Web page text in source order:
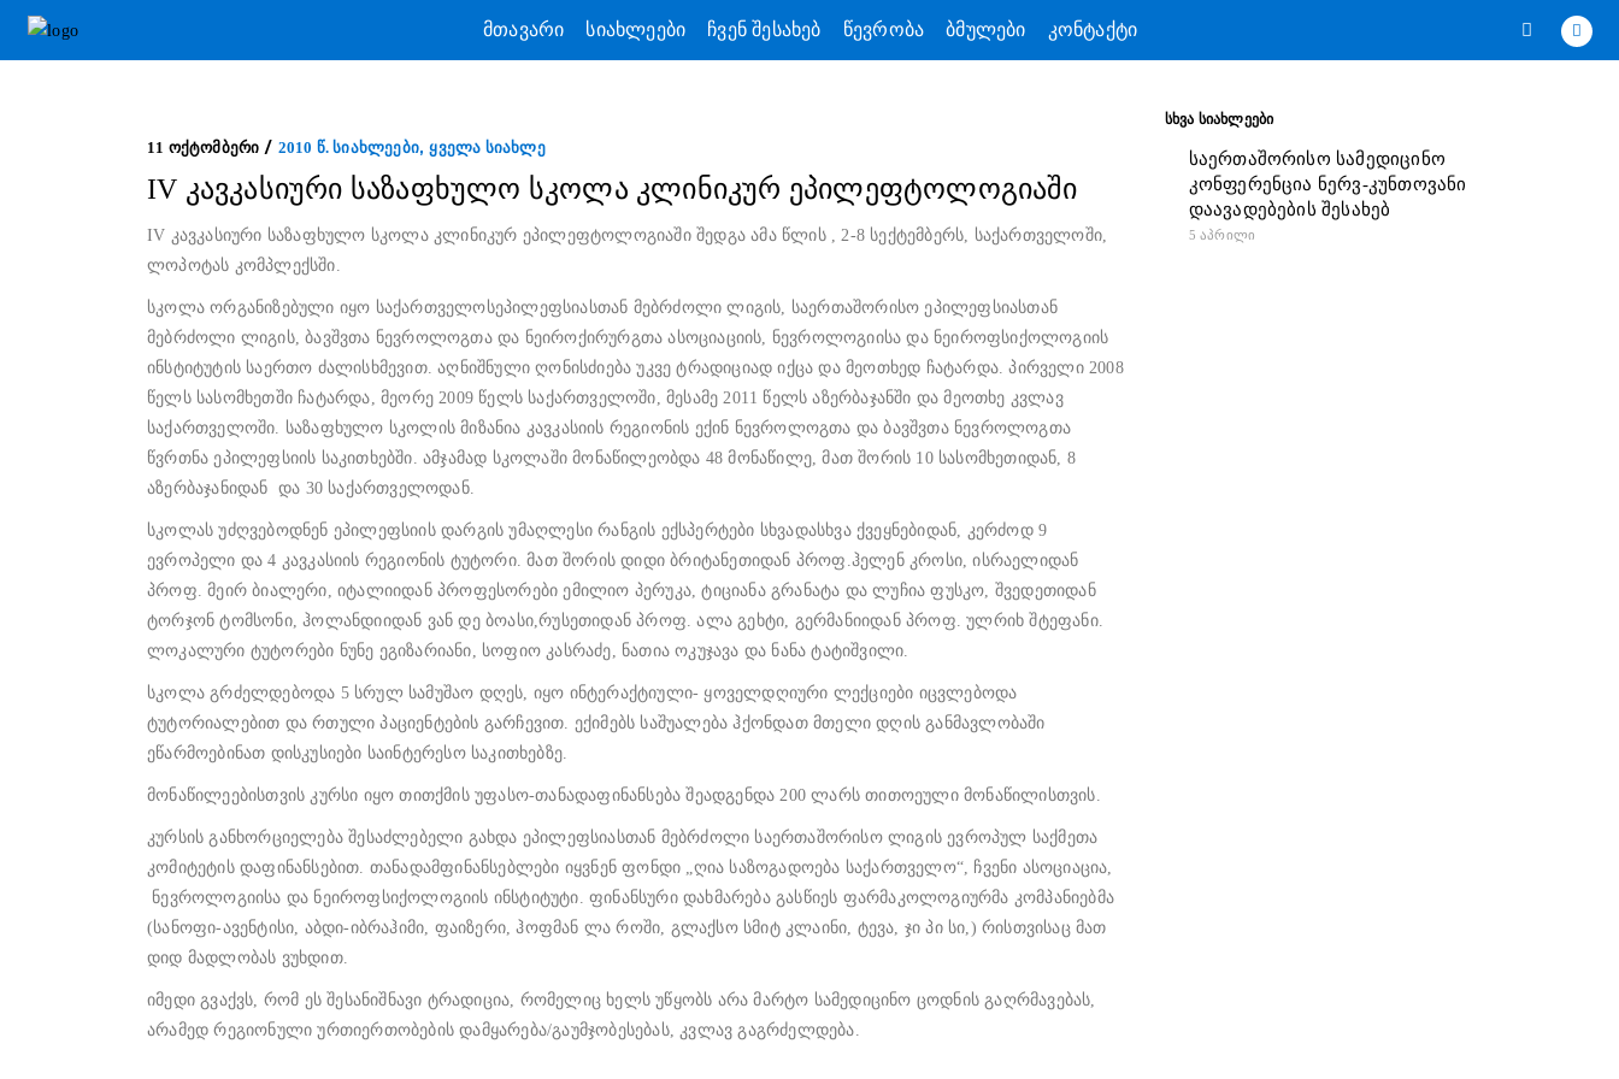
ᲛᲗᲐᲕᲐᲠᲘ ᲡᲘᲐᲮᲚᲔᲔᲑᲘ
2025 წ. სიახლეები
2024 წ. სიახლეები
2022 წ. სიახლეები
2021 წ. სიახლეები
2020 წ. სიახლეები
2017 წ. სიახლეები
2016 წ. სიახლეები
2013 წ. სიახლეები
2011 წ. სიახლეები
2010 წ. სიახლეები
ᲩᲕᲔᲜ ᲨᲔᲡᲐᲮᲔᲑ ᲬᲔᲕᲠᲝᲑᲐ ᲑᲛᲣᲚᲔᲑᲘ ᲙᲝᲜᲢᲐᲥᲢᲘ
2024 წ. სიახლეები
2023 წ. სიახლეები
2021 წ. სიახლეები
2020 წ. სიახლეები
2019 წ. სიახლეები
2016 წ. სიახლეები
2015 წ. სიახლეები
2011 წ. სიახლეები
2010 წ. სიახლეები
2009 წ. სიახლეები
11 ᲝᲥᲢᲝᲛᲑᲔᲠᲘ 2010 Წ. ᲡᲘᲐᲮᲚᲔᲔᲑᲘ,ᲧᲕᲔᲚᲐ ᲡᲘᲐᲮᲚᲔ
IV კავკასიური საზაფხულო სკოლა კლინიკურ ეპილეფტოლოგიაში
IV კავკასიური საზაფხულო სკოლა კლინიკურ ეპილეფტოლოგიაში შედგა ამა წლის , 2-8 სექტემბერს, საქართველოში,
ლოპოტას კომპლექსში.
სკოლა ორგანიზებული იყო საქართველოსეპილეფსიასთან მებრძოლი ლიგის, საერთაშორისო ეპილეფსიასთან
მებრძოლი ლიგის, ბავშვთა ნევროლოგთა და ნეიროქირურგთა ასოციაციის, ნევროლოგიისა და ნეიროფსიქოლოგიის
ინსტიტუტის საერთო ძალისხმევით. აღნიშნული ღონისძიება უკვე ტრადიციად იქცა და მეოთხედ ჩატარდა. პირველი 2008
წელს სასომხეთში ჩატარდა, მეორე 2009 წელს საქართველოში, მესამე 2011 წელს აზერბაჯანში და მეოთხე კვლავ
საქართველოში. საზაფხულო სკოლის მიზანია კავკასიის რეგიონის ექინ ნევროლოგთა და ბავშვთა ნევროლოგთა
წვრთნა ეპილეფსიის საკითხებში. ამჯამად სკოლაში მონაწილეობდა 48 მონაწილე, მათ შორის 10 სასომხეთიდან, 8
აზერბაჯანიდან და 30 საქართველოდან.
სკოლას უძღვებოდნენ ეპილეფსიის დარგის უმაღლესი რანგის ექსპერტები სხვადასხვა ქვეყნებიდან, კერძოდ 9
ევროპელი და 4 კავკასიის რეგიონის ტუტორი. მათ შორის დიდი ბრიტანეთიდან პროფ.ჰელენ კროსი, ისრაელიდან
პროფ. მეირ ბიალერი, იტალიიდან პროფესორები ემილიო პერუკა, ტიციანა გრანატა და ლუჩია ფუსკო, შვედეთიდან
ტორჯონ ტომსონი, ჰოლანდიიდან ვან დე ბოასი,რუსეთიდან პროფ. ალა გეხტი, გერმანიიდან პროფ. ულრიხ შტეფანი.
ლოკალური ტუტორები ნუნე ეგიზარიანი, სოფიო კასრაძე, ნათია ოკუჯავა და ნანა ტატიშვილი.
სკოლა გრძელდებოდა 5 სრულ სამუშაო დღეს, იყო ინტერაქტიული- ყოველდღიური ლექციები იცვლებოდა
ტუტორიალებით და რთული პაციენტების გარჩევით. ექიმებს საშუალება ჰქონდათ მთელი დღის განმავლობაში
ეწარმოებინათ დისკუსიები საინტერესო საკითხებზე.
მონაწილეებისთვის კურსი იყო თითქმის უფასო-თანადაფინანსება შეადგენდა 200 ლარს თითოეული მონაწილისთვის.
კურსის განხორციელება შესაძლებელი გახდა ეპილეფსიასთან მებრძოლი საერთაშორისო ლიგის ევროპულ საქმეთა
კომიტეტის დაფინანსებით. თანადამფინანსებლები იყვნენ ფონდი „ღია საზოგადოება საქართველო“, ჩვენი ასოციაცია,
ნევროლოგიისა და ნეიროფსიქოლოგიის ინსტიტუტი. ფინანსური დახმარება გასწიეს ფარმაკოლოგიურმა კომპანიებმა
(სანოფი-ავენტისი, აბდი-იბრაჰიმი, ფაიზერი, ჰოფმან ლა როში, გლაქსო სმიტ კლაინი, ტევა, ჯი პი სი,) რისთვისაც მათ
დიდ მადლობას ვუხდით.
იმედი გვაქვს, რომ ეს შესანიშნავი ტრადიცია, რომელიც ხელს უწყობს არა მარტო სამედიცინო ცოდნის გაღრმავებას,
არამედ რეგიონული ურთიერთობების დამყარება/გაუმჯობესებას, კვლავ გაგრძელდება.
ᲡᲮᲕᲐ ᲡᲘᲐᲮᲚᲔᲔᲑᲘ
საერთაშორისო სამედიცინო
კონფერენცია ნერვ-კუნთოვანი
დაავადებების შესახებ
5 ᲐᲞᲠᲘᲚᲘ